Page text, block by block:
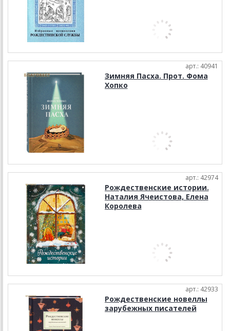
арт.: 40941
Зимняя Пасха. Прот. Фома
Хопко
арт.: 42974
Рождественские истории.
Наталия Ячеистова, Елена
Королева
арт.: 42933
Рождественские новеллы
зарубежных писателей